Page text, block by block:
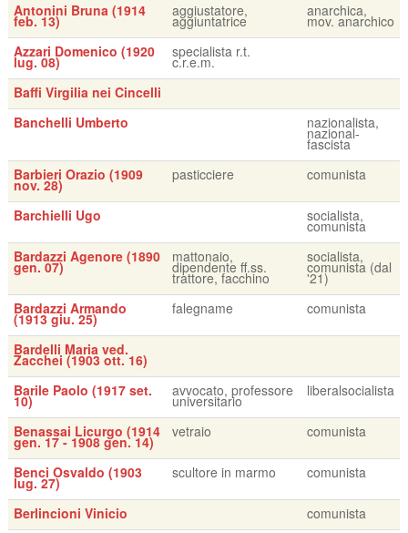
Antonini Bruna (1914
feb. 13)
aggiustatore,
aggiuntatrice
anarchica,
mov. anarchico
Azzari Domenico (1920
lug. 08)
specialista r.t.
c.r.e.m.
Baffi Virgilia nei Cincelli
Banchelli Umberto
nazionalista,
nazional-
fascista
Barbieri Orazio (1909
nov. 28)
pasticciere comunista
Barchielli Ugo socialista,
comunista
Bardazzi Agenore (1890
gen. 07)
mattonaio,
dipendente ff.ss.
trattore, facchino
socialista,
comunista (dal
'21)
Bardazzi Armando
(1913 giu. 25)
falegname comunista
Bardelli Maria ved.
Zacchei (1903 ott. 16)
Barile Paolo (1917 set.
10)
avvocato, professore
universitario
liberalsocialista
Benassai Licurgo (1914
gen. 17 - 1908 gen. 14)
vetraio comunista
Benci Osvaldo (1903
lug. 27)
scultore in marmo comunista
Berlincioni Vinicio
comunista